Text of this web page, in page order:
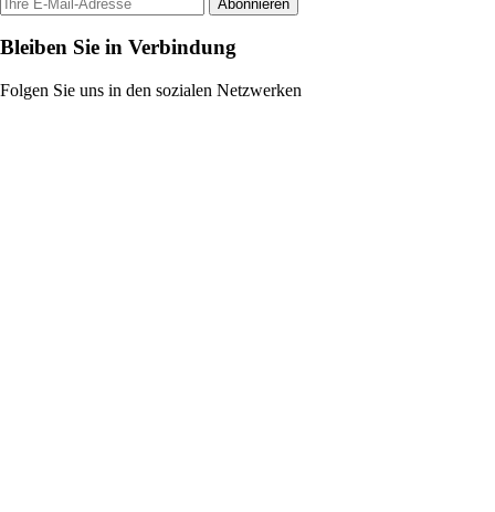
Abonnieren
Bleiben Sie in Verbindung
Folgen Sie uns in den sozialen Netzwerken